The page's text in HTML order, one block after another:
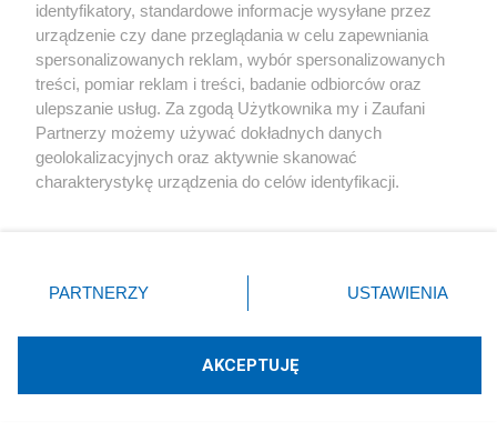
mapa-,artykul,43602150.html#tempo-rozwoju-
epidemii-w-wybranych-krajach
https://www.o2.pl/informacje/wyslala-do-wuhan-
grozne-wirusy-kilka-miesiecy-pozniej-zaczela-sie-
pandemia-6522191092808544a
https://wydarzenia.interia.pl/raporty/raport-
koronawirus-chiny/aktualnosci/news-naukowcy-z-
usa-dowody-na-wyciek-koronawirusa-z-
laboratorium-,nId,5305507#utm_source=paste&ut
identyfikatory, standardowe informacje wysyłane przez
urządzenie czy dane przeglądania w celu zapewniania
spersonalizowanych reklam, wybór spersonalizowanych
treści, pomiar reklam i treści, badanie odbiorców oraz
ulepszanie usług. Za zgodą Użytkownika my i Zaufani
Partnerzy możemy używać dokładnych danych
geolokalizacyjnych oraz aktywnie skanować
charakterystykę urządzenia do celów identyfikacji.
zmienić/wycofać klikając przycisk ustawień prywatności
znajdujący się w lewym dolnym rogu strony
rodzaje przetwarzania danych nie wymagają zgody
użytkownika, ale masz prawo sprzeciwić się takiemu
PARTNERZY USTAWIENIA
AKCEPTUJĘ